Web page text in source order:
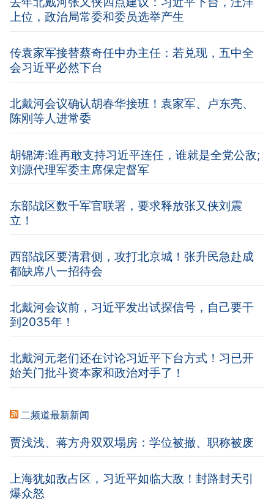
上位，政治局常委和委员选举产生
传袁家军接替蔡奇任中办主任：若兑现，五中全
会习近平必然下台
北戴河会议确认胡春华接班！袁家军、卢东亮、
陈刚等人进常委
胡锦涛:谁再敢支持习近平连任，谁就是全党公敌;
刘源代理军委主席保定督军
东部战区数千军官联署，要求释放张又侠刘震
立！
西部战区要清君侧，攻打北京城！张升民急赴成
都缺席八一招待会
北戴河会议前，习近平发出试探信号，自己要干
到2035年！
北戴河元老们还在讨论习近平下台方式！习已开
始关门批斗资本家和政治对手了！
二频道最新新闻
贾浅浅、蒋方舟双双塌房：学位被撤、职称被废
上海犹如敌占区，习近平如临大敌！封路封天引
爆众怒